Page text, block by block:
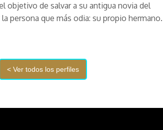
objetivo de salvar a su antigua novia del
persona que más odia: su propio hermano.